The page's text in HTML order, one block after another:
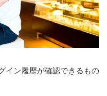
イン履歴が確認できるもの